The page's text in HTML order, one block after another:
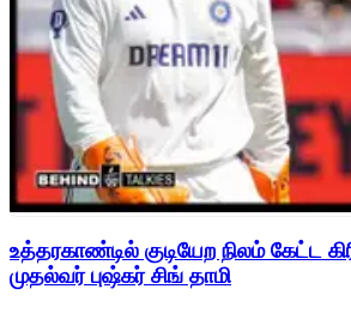
உத்தரகாண்டில் குடியேற நிலம் கேட்ட
முதல்வர் புஷ்கர் சிங் தாமி